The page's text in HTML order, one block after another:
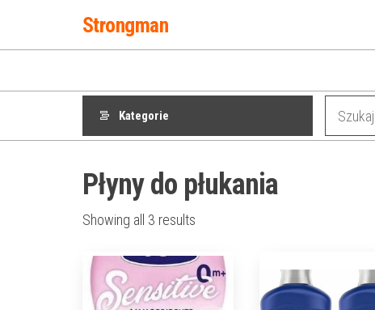
treści
Strongman
Kategorie
Płyny do płukania
Showing all 3 results